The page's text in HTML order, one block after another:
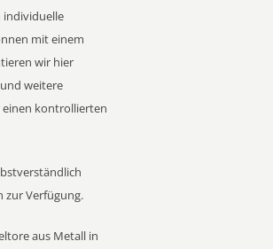
individuelle
mit einem
wir hier
und weitere
kontrollierten
zur Verfügung.
aus Metall in